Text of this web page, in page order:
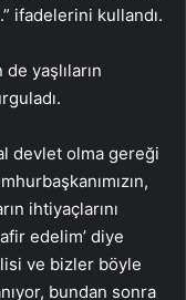
ifadelerini kullandı.
yaşlıların
devlet olma gereği
ihtiyaçlarını
edelim’ diye
ve bizler böyle
bundan sonra